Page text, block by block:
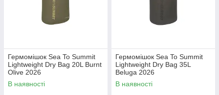
Гермомішок Sea To Summit
Lightweight Dry Bag 20L Burnt
Olive 2026
В наявності
Гермомішок Sea To Summit
Lightweight Dry Bag 35L
Beluga 2026
В наявності